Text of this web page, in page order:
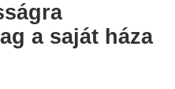
a saját háza